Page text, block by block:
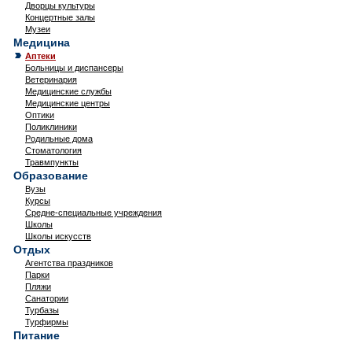
Дворцы культуры
Концертные залы
Музеи
Медицина
Аптеки
Больницы и диспансеры
Ветеринария
Медицинские службы
Медицинские центры
Оптики
Поликлиники
Родильные дома
Стоматология
Травмпункты
Образование
Вузы
Курсы
Средне-специальные учреждения
Школы
Школы искусств
Отдых
Агентства праздников
Парки
Пляжи
Санатории
Турбазы
Турфирмы
Питание